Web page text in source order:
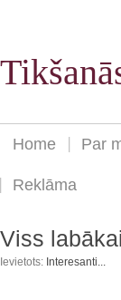
Home Par
Reklāma
Viss
Ievietots: Interesanti...